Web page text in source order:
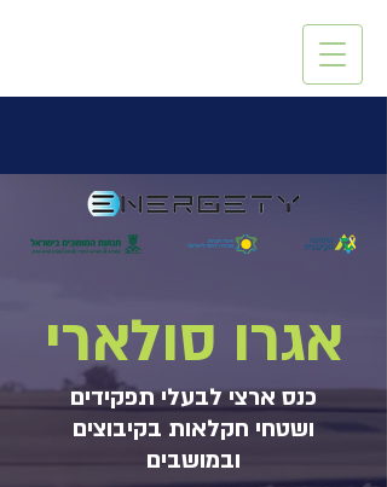
אגרו סולארי
כנס ארצי לבעלי תפקידים
ושטחי חקלאות בקיבוצים
ובמושבים